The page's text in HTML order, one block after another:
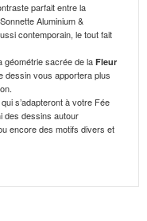
parfait entre la
Aluminium &
contemporain, le tout fait
géométrie sacrée de la Fleur
dessin vous apportera plus
s’adapteront à votre Fée
des dessins autour
encore des motifs divers et